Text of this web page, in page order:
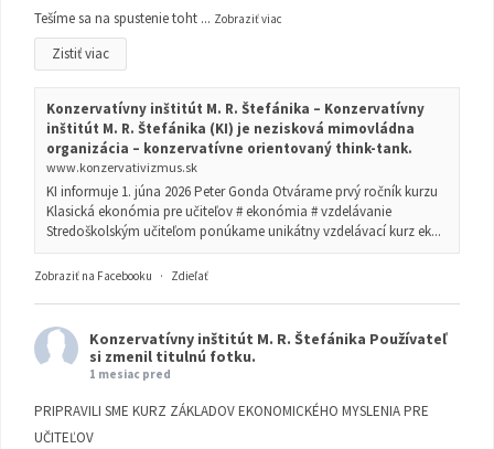
Tešíme sa na spustenie toht ... Zobraziť viac
Zistiť viac
Konzervatívny inštitút M. R. Štefánika – Konzervatívny
inštitút M. R. Štefánika (KI) je nezisková mimovládna
organizácia – konzervatívne orientovaný think-tank.
www.konzervativizmus.sk
KI informuje 1. júna 2026 Peter Gonda Otvárame prvý ročník kurzu
Klasická ekonómia pre učiteľov # ekonómia # vzdelávanie
Stredoškolským učiteľom ponúkame unikátny vzdelávací kurz ek...
Zobraziť na Facebooku · Zdieľať
Konzervatívny inštitút M. R. Štefánika Používateľ
si zmenil titulnú fotku.
1 mesiac pred
PRIPRAVILI SME KURZ ZÁKLADOV EKONOMICKÉHO MYSLENIA PRE
UČITEĽOV